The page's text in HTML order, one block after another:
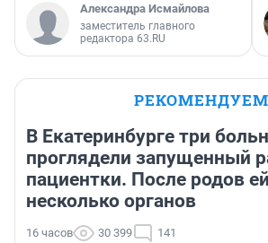
Александра Исмайлова
заместитель главного
редактора 63.RU
РЕКОМЕНДУЕМ
В Екатеринбурге три
проглядели запущенный
пациентки. После родов
несколько органов
16 часов 30 399 141